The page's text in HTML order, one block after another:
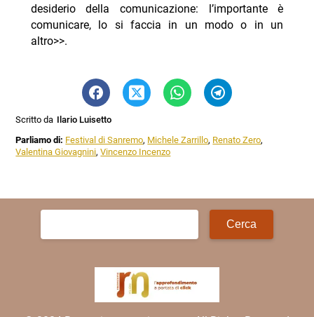
desiderio della comunicazione: l’importante è
comunicare, lo si faccia in un modo o in un
altro>>.
Scritto da Ilario Luisetto
Parliamo di: Festival di Sanremo, Michele Zarrillo, Renato Zero,
Valentina Giovagnini,Vincenzo Incenzo
Ricerca